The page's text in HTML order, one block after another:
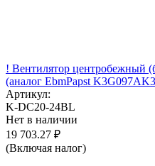
! Вентилятор центробежный
(аналог EbmPapst
Артикул:
K-DC20-24BL
Нет в наличии
19 703.27 ₽
(Включая налог)